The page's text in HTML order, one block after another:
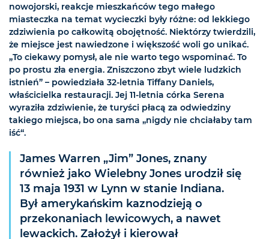
nowojorski, reakcje mieszkańców tego małego
miasteczka na temat wycieczki były różne: od lekkiego
zdziwienia po całkowitą obojętność. Niektórzy twierdzili,
że miejsce jest nawiedzone i większość woli go unikać.
„To ciekawy pomysł, ale nie warto tego wspominać. To
po prostu zła energia. Zniszczono zbyt wiele ludzkich
istnień” – powiedziała 32-letnia Tiffany Daniels,
właścicielka restauracji. Jej 11-letnia córka Serena
wyraziła zdziwienie, że turyści płacą za odwiedziny
takiego miejsca, bo ona sama „nigdy nie chciałaby tam
iść“.
James Warren „Jim” Jones, znany
również jako Wielebny Jones urodził się
13 maja 1931 w Lynn w stanie Indiana.
Był amerykańskim kaznodzieją o
przekonaniach lewicowych, a nawet
lewackich. Założył i kierował